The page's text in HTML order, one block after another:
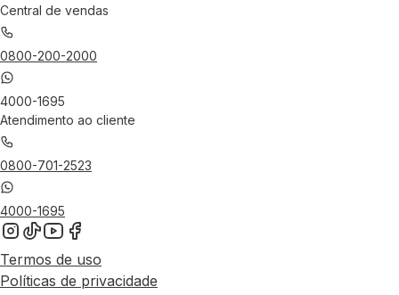
Central de vendas
0800-200-2000
4000-1695
Atendimento ao cliente
0800-701-2523
4000-1695
Termos de uso
Políticas de privacidade